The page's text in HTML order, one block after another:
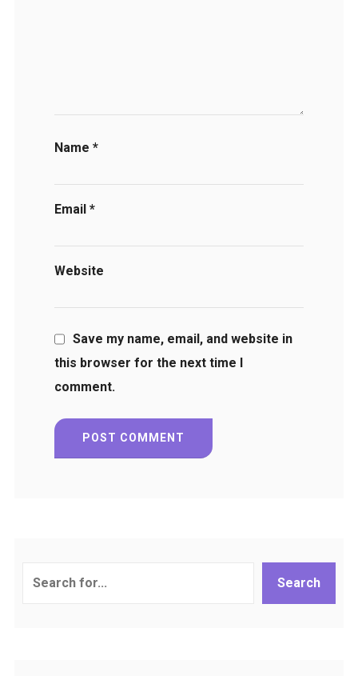
Name *
Email *
Website
Save my name, email, and website in
this browser for the next time I
comment.
Search